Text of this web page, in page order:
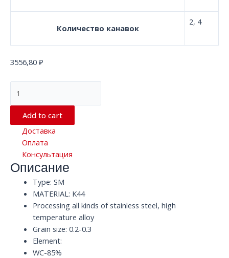
Количество канавок
2, 4
3556,80 ₽
твердосплавная
концевая
фреза
канавками
D6.0*100*D6
quantity
Add to cart
Доставка
Оплата
Консультация
Описание
Type: SM
MATERIAL: K44
Processing all kinds of stainless steel, high
temperature alloy
Grain size: 0.2-0.3
Element:
WC-85%